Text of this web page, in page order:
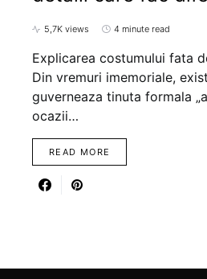
5,7K views 4 minute read
Explicarea costumului fata
Din vremuri imemoriale,
guverneaza tinuta formala
ocazii…
READ MORE